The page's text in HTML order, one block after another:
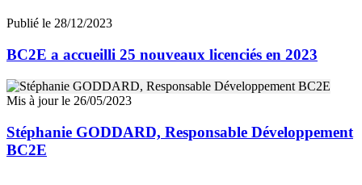
Publié le 28/12/2023
BC2E a accueilli 25 nouveaux licenciés en 2023
Mis à jour le 26/05/2023
Stéphanie GODDARD, Responsable Développement
BC2E